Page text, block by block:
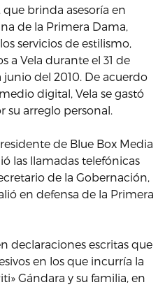
brinda asesoría en
de la Primera Dama,
servicios de estilismo,
a Vela durante el 31 de
del 2010. De acuerdo
digital, Vela se gastó
su arreglo personal.
de Blue Box Media
las llamadas telefónicas
de la Gobernación,
en defensa de la Primera
declaraciones escritas que
en los que incurría la
Gándara y su familia, en